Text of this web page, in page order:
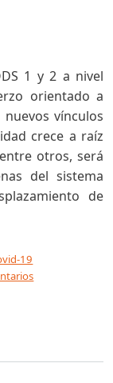
1 y 2 a nivel
orientado a
vínculos
crece a raíz
otros, será
del sistema
de
19